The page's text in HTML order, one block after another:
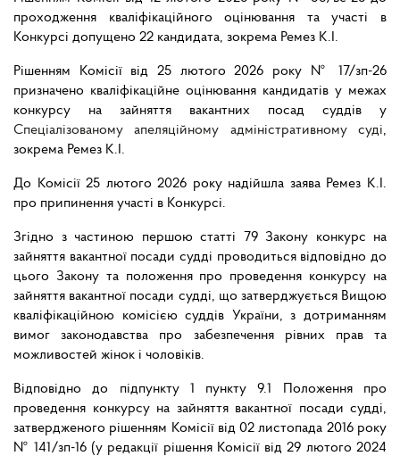
проходження кваліфікаційного оцінювання та участі в
Конкурсі допущено 22 кандидата, зокрема Ремез К.І.
Рішенням Комісії від 25 лютого 2026 року № 17/зп-26
призначено кваліфікаційне оцінювання кандидатів у межах
конкурсу на зайняття вакантних посад суддів у
Спеціалізованому апеляційному адміністративному суді,
зокрема Ремез К.І.
До Комісії 25 лютого 2026 року надійшла заява Ремез К.І.
про припинення участі в Конкурсі.
Згідно з частиною першою статті 79 Закону конкурс на
зайняття вакантної посади судді проводиться відповідно до
цього Закону та положення про проведення конкурсу на
зайняття вакантної посади судді, що затверджується Вищою
кваліфікаційною комісією суддів України, з дотриманням
вимог законодавства про забезпечення рівних прав та
можливостей жінок і чоловіків.
Відповідно до підпункту 1 пункту 9.1 Положення про
проведення конкурсу на зайняття вакантної посади судді,
затвердженого рішенням Комісії від 02 листопада 2016 року
№ 141/зп-16 (у редакції рішення Комісії від 29 лютого 2024